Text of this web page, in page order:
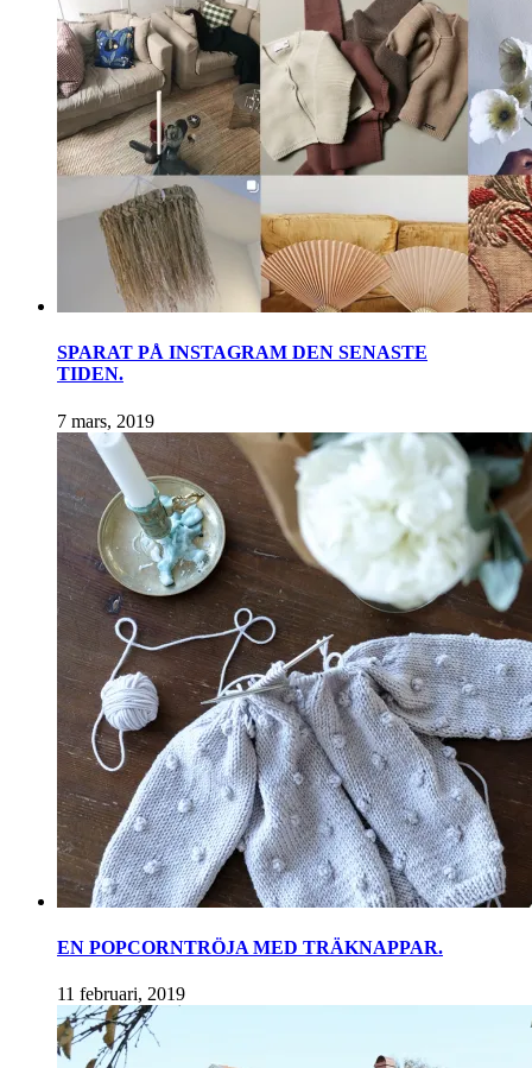
SPARAT PÅ INSTAGRAM DEN SENASTE
TIDEN.
7 mars, 2019
EN POPCORNTRÖJA MED TRÄKNAPPAR.
11 februari, 2019